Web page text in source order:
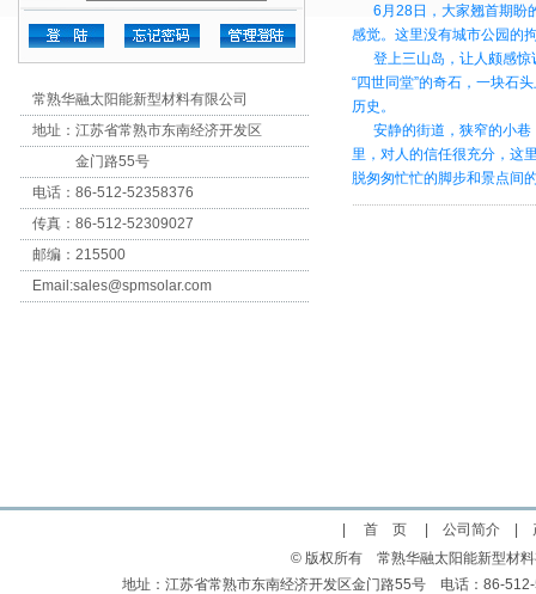
常熟华融太阳能新型材料有限公司
地址：江苏省常熟市东南经济开发区
金门路55号
电话：86-512-52358376
传真：86-512-52309027
邮编：215500
Email:sales@spmsolar.com
6月28日，大家翘首期盼
感觉。这里没有城市公园的
登上三山岛，让人颇感惊
“四世同堂”的奇石，一块石
历史。
安静的街道，狭窄的小巷
里，对人的信任很充分，这
脱匆匆忙忙的脚步和景点间
首 页| 公司简介|
© 版权所有 常熟华融太阳能新型材
地址：江苏省常熟市东南经济开发区金门路55号 电话：86-